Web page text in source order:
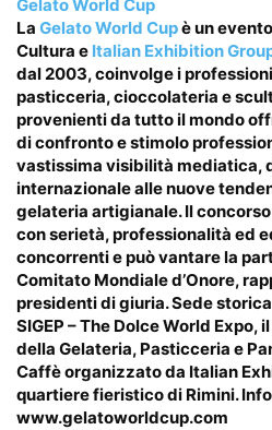
Gelato World Cup
La Gelato World Cupè un
Cultura e Italian Exhibition
dal 2003, coinvolge i
pasticceria, cioccolateria e
provenienti da tutto il mondo
di confronto e stimolo
vastissima visibilità mediatica,
internazionale alle nuove
gelateria artigianale. Il
con serietà, professionalità ed
concorrenti e può vantare la
Comitato Mondiale d’Onore,
presidenti di giuria. Sede
SIGEP – The Dolce World Expo,
della Gelateria, Pasticceria e
Caffè organizzato da Italian
quartiere fieristico di Rimini.
www.gelatoworldcup.com